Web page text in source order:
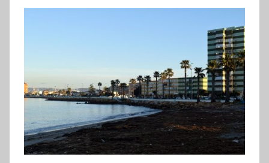
m
0
1